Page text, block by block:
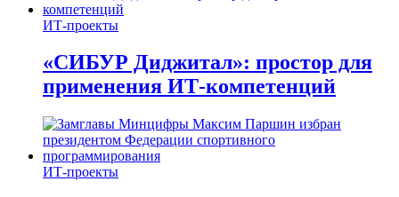
ИТ-проекты
«СИБУР Диджитал»: простор для
применения ИТ-компетенций
ИТ-проекты